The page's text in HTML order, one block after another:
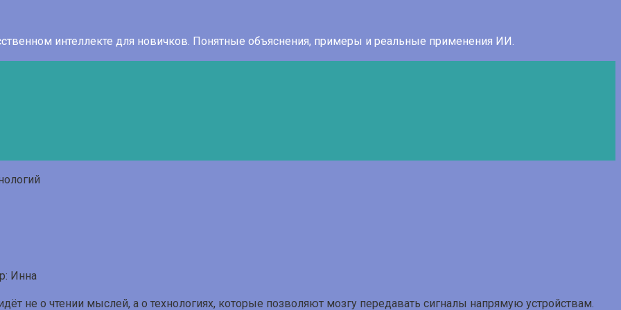
интеллекте для новичков. Понятные объяснения, примеры и реальные применения ИИ.
Инна
не о чтении мыслей, а о технологиях, которые позволяют мозгу передавать сигналы напрямую устройствам.